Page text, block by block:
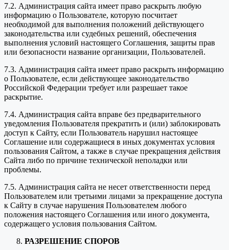
7.2. Администрация сайта имеет право раскрыть любую
информацию о Пользователе, которую посчитает
необходимой для выполнения положений действующего
законодательства или судебных решений, обеспечения
выполнения условий настоящего Соглашения, защиты прав
или безопасности название организации, Пользователей.
7.3. Администрация сайта имеет право раскрыть информацию
о Пользователе, если действующее законодательство
Российской Федерации требует или разрешает такое
раскрытие.
7.4. Администрация сайта вправе без предварительного
уведомления Пользователя прекратить и (или) заблокировать
доступ к Сайту, если Пользователь нарушил настоящее
Соглашение или содержащиеся в иных документах условия
пользования Сайтом, а также в случае прекращения действия
Сайта либо по причине технической неполадки или
проблемы.
7.5. Администрация сайта не несет ответственности перед
Пользователем или третьими лицами за прекращение доступа
к Сайту в случае нарушения Пользователем любого
положения настоящего Соглашения или иного документа,
содержащего условия пользования Сайтом.
РАЗРЕШЕНИЕ СПОРОВ